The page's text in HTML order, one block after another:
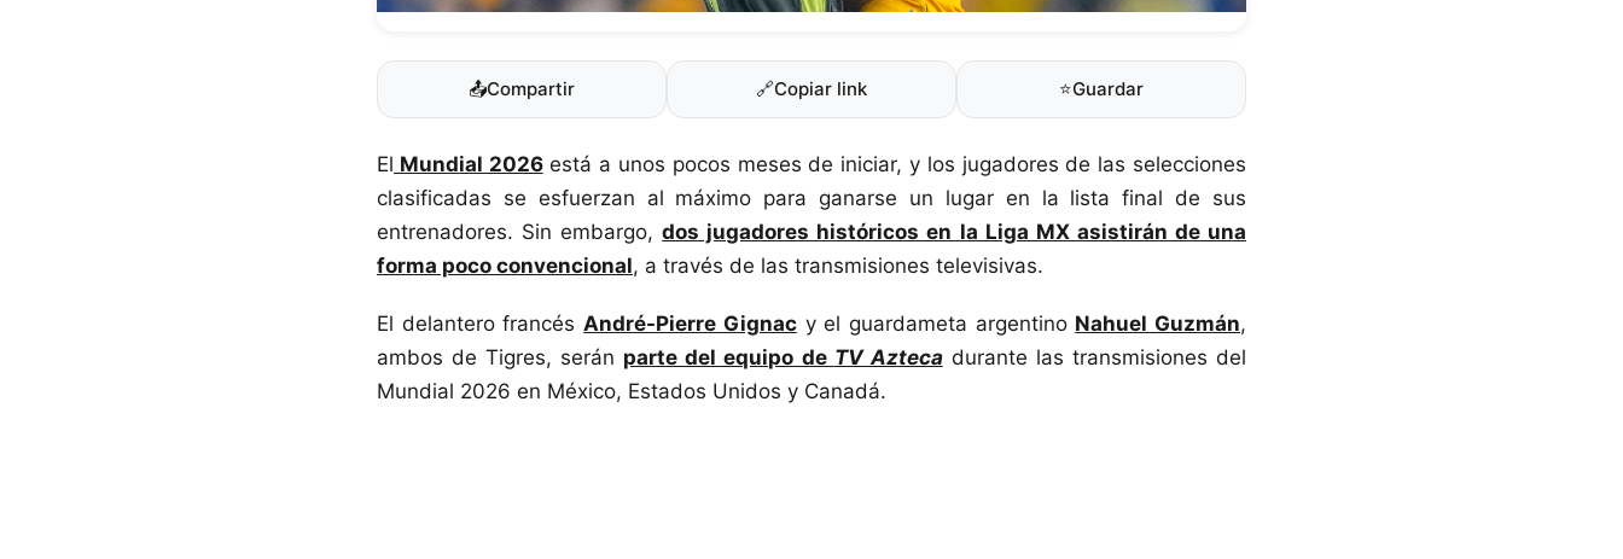
📤Compartir 🔗Copiar link ⭐Guardar
El Mundial 2026está a unos pocos meses de iniciar, y los jugadores de las selecciones
clasificadas se esfuerzan al máximo para ganarse un lugar en la lista final de sus
entrenadores. Sin embargo,dos jugadores históricos en la Liga MX asistirán de una
forma poco convencional, a través de las transmisiones televisivas.
El delantero francésAndré-Pierre Gignacy el guardameta argentino Nahuel Guzmán,
ambos de Tigres, serán parte del equipo de TV Aztecadurante las transmisiones del
Mundial 2026 en México, Estados Unidos y Canadá.